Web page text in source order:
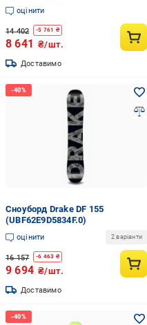
оцінити
14 402 -5 761 ₴
8 641 ₴/шт.
Доставимо
Сноуборд Drake DF 155
(UBF62E9D5834F.0)
оцінити 2 варіанти
16 157 -6 463 ₴
9 694 ₴/шт.
Доставимо